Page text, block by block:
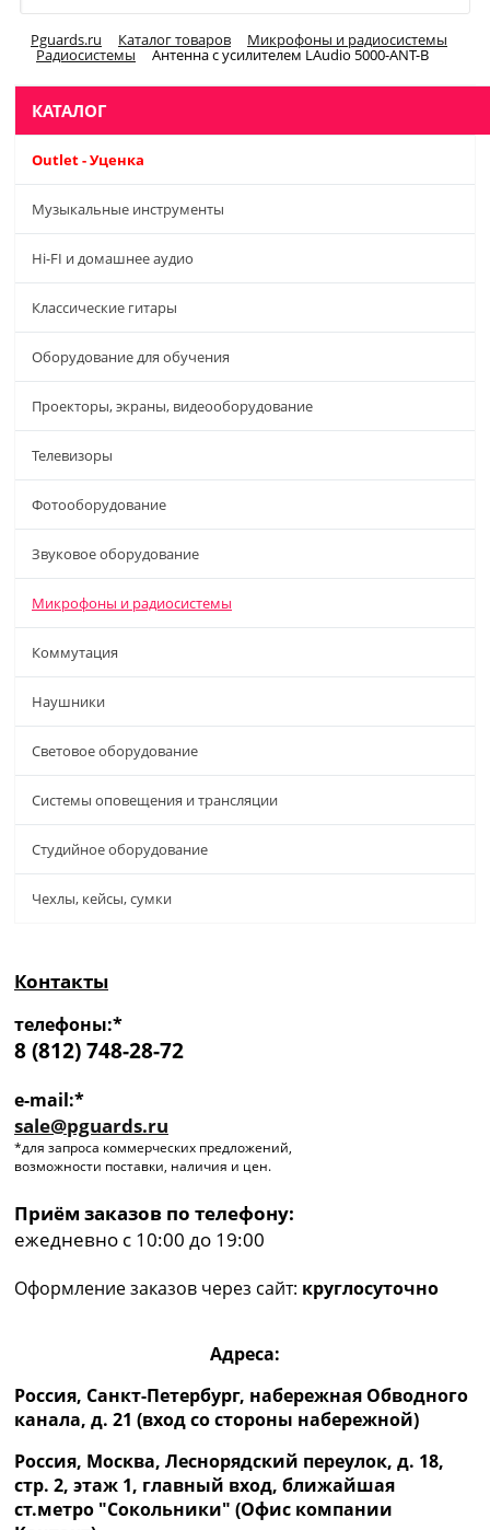
Pguards.ru Каталог товаров Микрофоны и радиосистемы
Радиосистемы Антенна с усилителем LАudio 5000-ANT-B
КАТАЛОГ
Outlet - Уценка
Музыкальные инструменты
Hi-FI и домашнее аудио
Классические гитары
Оборудование для обучения
Проекторы, экраны, видеооборудование
Телевизоры
Фотооборудование
Звуковое оборудование
Микрофоны и радиосистемы
Коммутация
Наушники
Световое оборудование
Системы оповещения и трансляции
Студийное оборудование
Чехлы, кейсы, сумки
Контакты
телефоны:*
8 (812) 748-28-72
e-mail:*
sale@pguards.ru
*для запроса коммерческих предложений,
возможности поставки, наличия и цен.
Приём заказов по телефону:
ежедневно с 10:00 до 19:00
Оформление заказов через сайт: круглосуточно
Адреса:
Россия, Санкт-Петербург, набережная Обводного
канала, д. 21 (вход со стороны набережной)
Россия, Москва, Леснорядский переулок, д. 18,
стр. 2, этаж 1, главный вход, ближайшая
ст.метро "Сокольники" (Офис компании